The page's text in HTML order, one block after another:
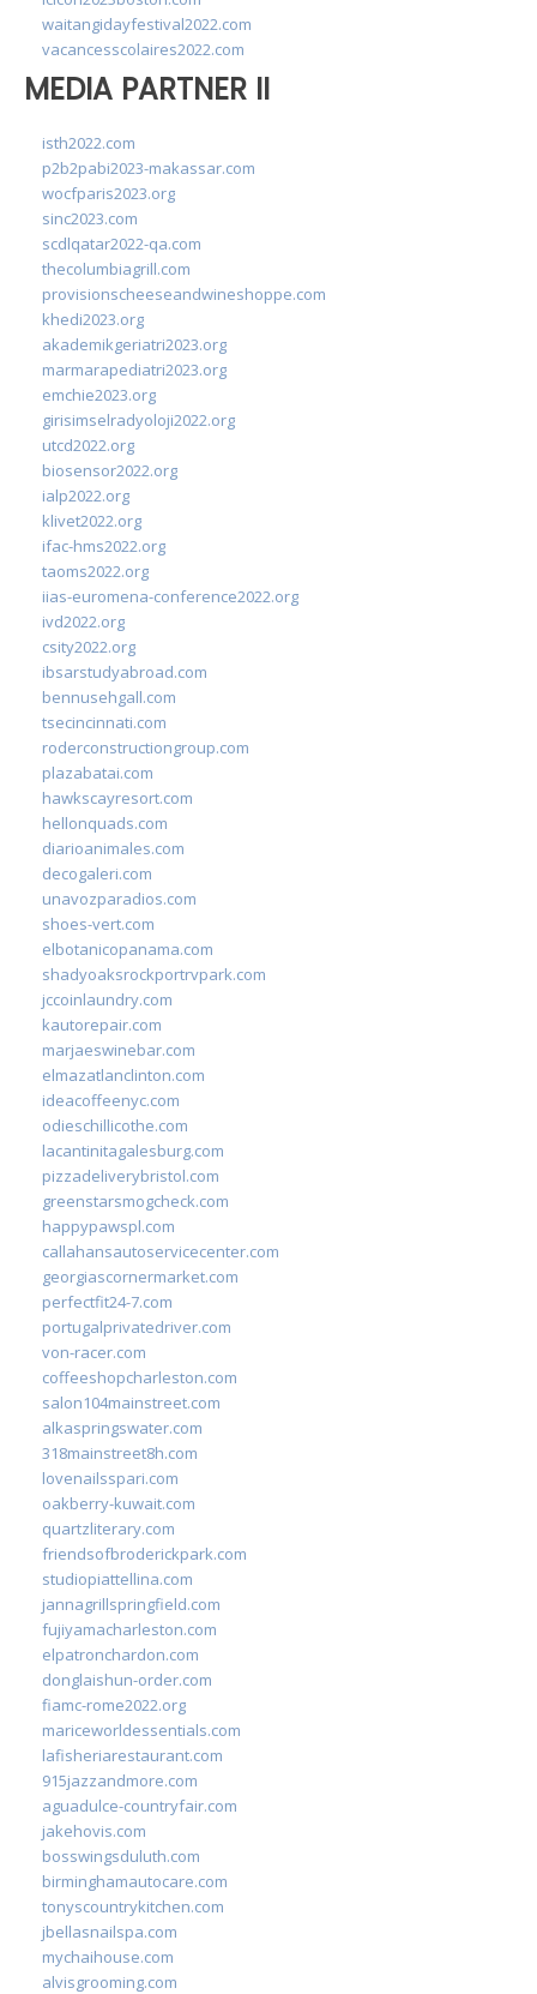
waitangidayfestival2022.com
vacancesscolaires2022.com
MEDIA PARTNER II
isth2022.com
p2b2pabi2023-makassar.com
wocfparis2023.org
sinc2023.com
scdlqatar2022-qa.com
thecolumbiagrill.com
provisionscheeseandwineshoppe.com
khedi2023.org
akademikgeriatri2023.org
marmarapediatri2023.org
emchie2023.org
girisimselradyoloji2022.org
utcd2022.org
biosensor2022.org
ialp2022.org
klivet2022.org
ifac-hms2022.org
taoms2022.org
iias-euromena-conference2022.org
ivd2022.org
csity2022.org
ibsarstudyabroad.com
bennusehgall.com
tsecincinnati.com
roderconstructiongroup.com
plazabatai.com
hawkscayresort.com
hellonquads.com
diarioanimales.com
decogaleri.com
unavozparadios.com
shoes-vert.com
elbotanicopanama.com
shadyoaksrockportrvpark.com
jccoinlaundry.com
kautorepair.com
marjaeswinebar.com
elmazatlanclinton.com
ideacoffeenyc.com
odieschillicothe.com
lacantinitagalesburg.com
pizzadeliverybristol.com
greenstarsmogcheck.com
happypawspl.com
callahansautoservicecenter.com
georgiascornermarket.com
perfectfit24-7.com
portugalprivatedriver.com
von-racer.com
coffeeshopcharleston.com
salon104mainstreet.com
alkaspringswater.com
318mainstreet8h.com
lovenailsspari.com
oakberry-kuwait.com
quartzliterary.com
friendsofbroderickpark.com
studiopiattellina.com
jannagrillspringfield.com
fujiyamacharleston.com
elpatronchardon.com
donglaishun-order.com
fiamc-rome2022.org
mariceworldessentials.com
lafisheriarestaurant.com
915jazzandmore.com
aguadulce-countryfair.com
jakehovis.com
bosswingsduluth.com
birminghamautocare.com
tonyscountrykitchen.com
jbellasnailspa.com
mychaihouse.com
alvisgrooming.com